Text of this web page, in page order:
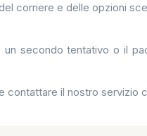
corriere e delle opzioni
secondo tentativo o il
contattare il nostro servizio